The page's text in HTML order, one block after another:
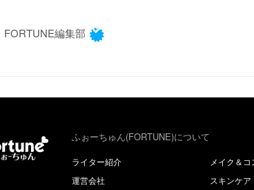
FORTUNE編集部
ふぉーちゅん(FORTUNE)について
ライター紹介
運営会社
メイク＆コ
スキンケア